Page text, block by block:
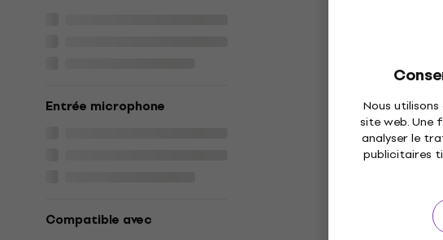
Nous
site web. Une
analyser le
publicitaires
Entrée microphone
Compatible avec